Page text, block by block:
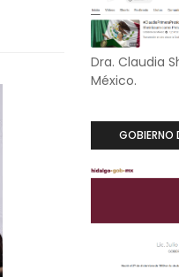
Dra. Claudia
México.
GOBIERNO